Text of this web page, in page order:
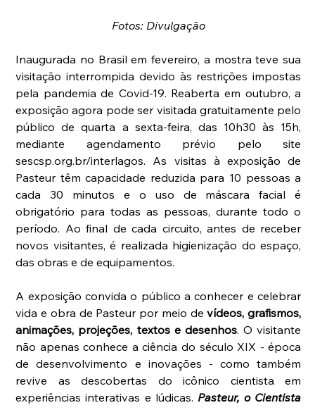
Fotos: Divulgação
Inaugurada no Brasil em fevereiro, a mostra teve sua
visitação interrompida devido às restrições impostas
pela pandemia de Covid-19. Reaberta em outubro, a
exposição agora pode ser visitada gratuitamente pelo
público de quarta a sexta-feira, das 10h30 às 15h,
mediante agendamento prévio pelo site
sescsp.org.br/interlagos. As visitas à exposição de
Pasteur têm capacidade reduzida para 10 pessoas a
cada 30 minutos e o uso de máscara facial é
obrigatório para todas as pessoas, durante todo o
período. Ao final de cada circuito, antes de receber
novos visitantes, é realizada higienização do espaço,
das obras e de equipamentos.
A exposição convida o público a conhecer e celebrar
vida e obra de Pasteur por meio de vídeos, grafismos,
animações, projeções, textos e desenhos. O visitante
não apenas conhece a ciência do século XIX - época
de desenvolvimento e inovações - como também
revive as descobertas do icônico cientista em
experiências interativas e lúdicas. Pasteur, o Cientista